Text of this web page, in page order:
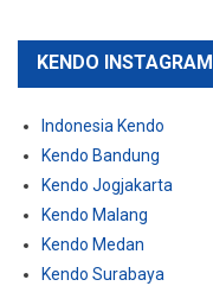
KENDO INSTAGRAM
Indonesia Kendo
Kendo Bandung
Kendo Jogjakarta
Kendo Malang
Kendo Medan
Kendo Surabaya